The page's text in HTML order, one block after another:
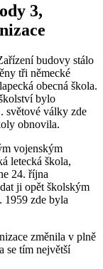
3,
budovy stálo
tři německé
obecná škola.
bylo
světové války zde
obnovila.
vojenským
letecká škola,
24. října
ji opět školským
1959 zde byla
změnila v plně
se tím největší